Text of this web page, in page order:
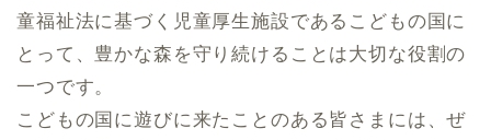
童福祉法に基づく児童厚生施設であるこどもの国に
とって、豊かな森を守り続けることは大切な役割の
一つです。
こどもの国に遊びに来たことのある皆さまには、ぜ